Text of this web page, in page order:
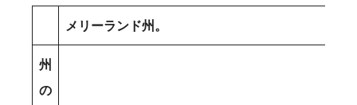
メリーランド州。
州
の